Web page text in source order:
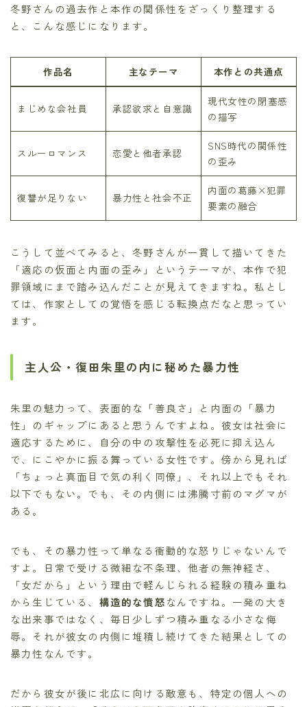
冬野さんの過去作と本作の関係性をざっくり整理する
と、こんな感じになります。
作品名 主なテーマ 本作との共通点
まじめな会社員 承認欲求と自意識
現代女性の閉塞感
の描写
スルーロマンス 恋愛と他者承認
SNS時代の関係性
の歪み
復讐が足りない 暴力性と社会不正
内面の葛藤×犯罪
要素の融合
こうして並べてみると、冬野さんが一貫して描いてきた
「適応の仮面と内面の歪み」というテーマが、本作で犯
罪領域にまで踏み込んだことが見えてきますね。私とし
ては、作家としての覚悟を感じる転換点だなと思ってい
ます。
主人公・復田朱里の内に秘めた暴力性
朱里の魅力って、表面的な「善良さ」と内面の「暴力
性」のギャップにあると思うんですよね。彼女は社会に
適応するために、自分の中の攻撃性を必死に抑え込ん
で、にこやかに振る舞っている女性です。傍から見れば
「ちょっと真面目で気の利く同僚」、それ以上でもそれ
以下でもない。でも、その内側には沸騰寸前のマグマが
ある。
でも、その暴力性って単なる衝動的な怒りじゃないんで
すよ。日常で受ける微細な不条理、他者の無神経さ、
「女だから」という理由で軽んじられる経験の積み重ね
から生じている、 構造的な憤怒なんですね。一発の大き
な出来事ではなく、毎日少しずつ積み重なる小さな侮
辱。それが彼女の内側に堆積し続けてきた結果としての
暴力性なんです。
だから彼女が後に北広に向ける敵意も、特定の個人への